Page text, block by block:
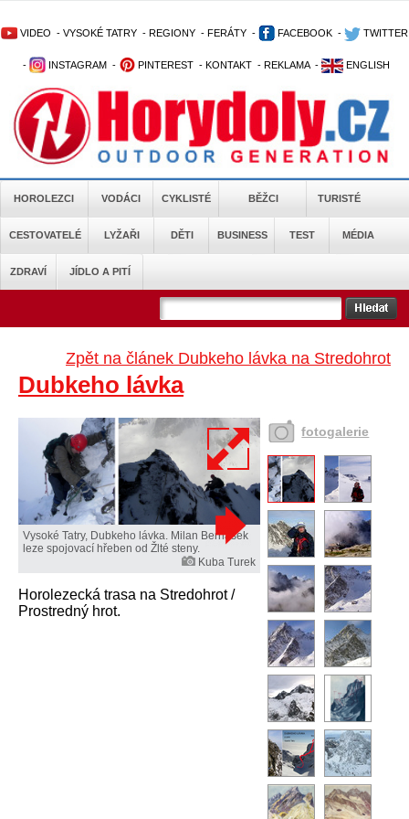
VIDEO - VYSOKÉ TATRY - REGIONY - FERÁTY - FACEBOOK - TWITTER
- INSTAGRAM - PINTEREST - KONTAKT - REKLAMA - ENGLISH
HOROLEZCI VODÁCI CYKLISTÉ BĚŽCI TURISTÉ
CESTOVATELÉ LYŽAŘI DĚTI BUSINESS TEST MÉDIA
ZDRAVÍ JÍDLO A PITÍ
Zpět na článek Dubkeho lávka na Stredohrot
Dubkeho lávka
Vysoké Tatry, Dubkeho lávka. Milan Bernášek
leze spojovací hřeben od Žlté steny.
Kuba Turek
Horolezecká trasa na Stredohrot /
Prostredný hrot.
fotogalerie